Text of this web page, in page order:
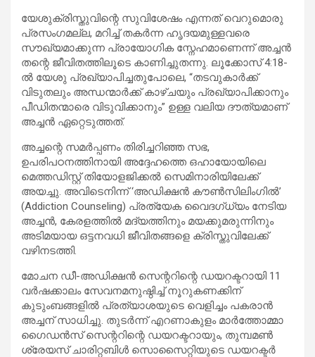
യേശുക്രിസ്തുവിന്റെ സുവിശേഷം എന്നത് വെറുമൊരു
പ്രസംഗമല്ല, മറിച്ച് തകർന്ന ഹൃദയമുള്ളവരെ
സൗഖ്യമാക്കുന്ന പ്രായോഗിക സ്നേഹമാണെന്ന് അച്ചൻ
തന്റെ ജീവിതത്തിലൂടെ കാണിച്ചുതന്നു. ലൂക്കോസ് 4:18-
ൽ യേശു പ്രഖ്യാപിച്ചതുപോലെ, “തടവുകാർക്ക്
വിടുതലും അന്ധന്മാർക്ക് കാഴ്ചയും പ്രഖ്യാപിക്കാനും
പീഡിതന്മാരെ വിടുവിക്കാനും” ഉള്ള വലിയ ദൗത്യമാണ്
അച്ചൻ ഏറ്റെടുത്തത്.
അച്ചന്റെ സമർപ്പണം തിരിച്ചറിഞ്ഞ സഭ,
ഉപരിപഠനത്തിനായി അദ്ദേഹത്തെ ഒഹായോയിലെ
മെത്തഡിസ്റ്റ് തിയോളജിക്കൽ സെമിനാരിയിലേക്ക്
അയച്ചു. അവിടെനിന്ന് ‘അഡിക്ഷൻ കൗൺസിലിംഗിൽ’
(Addiction Counseling) പ്രത്യേക വൈദഗ്ധ്യം നേടിയ
അച്ചൻ, കേരളത്തിൽ മദ്യത്തിനും മയക്കുമരുന്നിനും
അടിമയായ ഒട്ടനവധി ജീവിതങ്ങളെ ക്രിസ്തുവിലേക്ക്
വഴിനടത്തി.
മോചന ഡീ-അഡിക്ഷൻ സെന്ററിന്റെ ഡയറക്ടറായി 11
വർഷക്കാലം സേവനമനുഷ്ഠിച്ച് നൂറുകണക്കിന്
കുടുംബങ്ങളിൽ പ്രത്യാശയുടെ വെളിച്ചം പകരാൻ
അച്ചന് സാധിച്ചു. തുടർന്ന് എറണാകുളം മാർത്തോമ്മാ
ഗൈഡൻസ് സെന്ററിന്റെ ഡയറക്ടറായും, തുമ്പമൺ
ശ്രേയസ് ചാരിറ്റബിൾ സൊസൈറ്റിയുടെ ഡയറക്ടർ